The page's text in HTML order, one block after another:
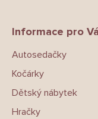
Informace pro
Autosedačky
Kočárky
Dětský nábytek
Hračky